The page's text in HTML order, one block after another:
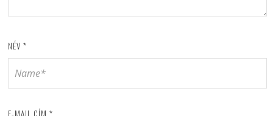
NÉV *
E-MAIL CÍM *